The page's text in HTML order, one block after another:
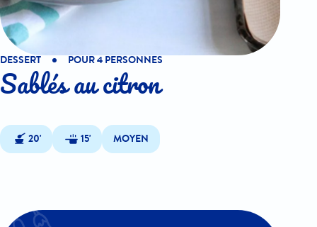
DESSERT POUR 4 PERSONNES
Sablés au citron
20' 15' MOYEN